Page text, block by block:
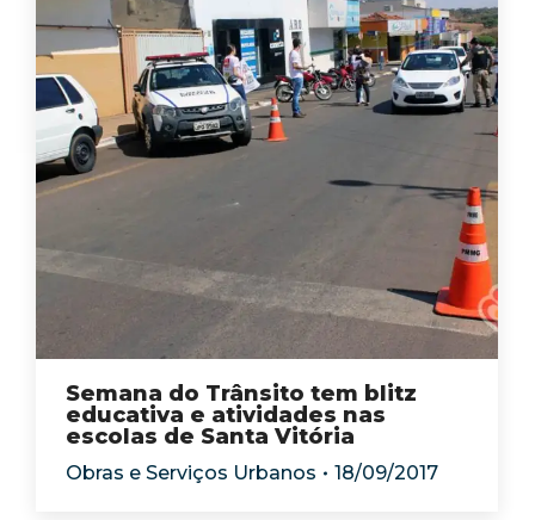
Semana do Trânsito tem blitz
educativa e atividades nas
escolas de Santa Vitória
Obras e Serviços Urbanos 18/09/2017